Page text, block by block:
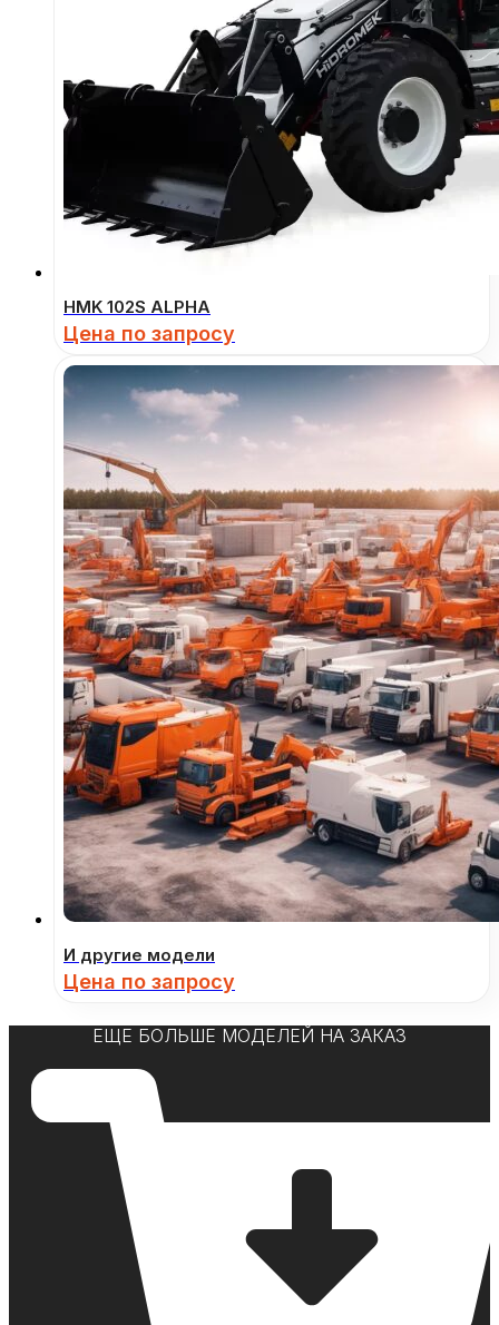
HMK 102S ALPHA
Цена по запросу
И другие модели
Цена по запросу
ЕЩЕ БОЛЬШЕ МОДЕЛЕЙ НА ЗАКАЗ